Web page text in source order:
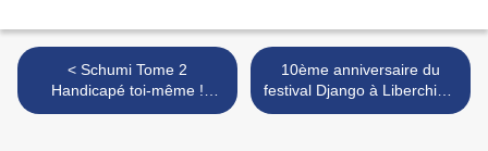
< Schumi Tome 2
Handicapé toi-même !
E411, Zidrou Philippe Pozzo
10ème anniversaire du
festival Django à Liberchies,
l >